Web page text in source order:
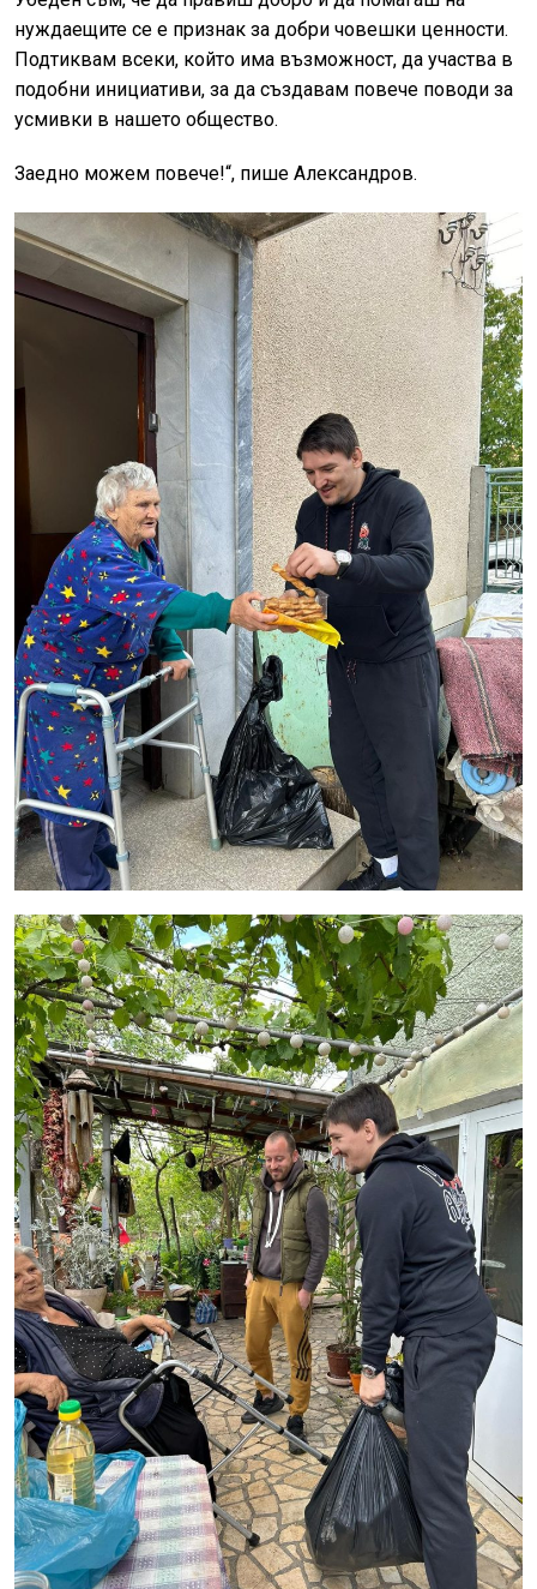
нуждаещите се е признак за добри човешки ценности.
Подтиквам всеки, който има възможност, да участва в
подобни инициативи, за да създавам повече поводи за
усмивки в нашето общество.
Заедно можем повече!“, пише Александров.